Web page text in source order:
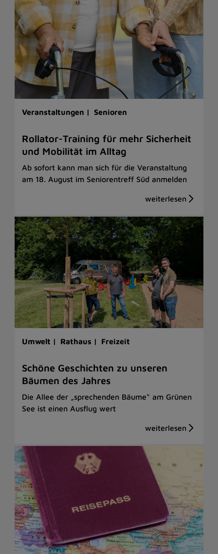
Veranstaltungen | Senioren
Rollator-Training für mehr Sicherheit
und Mobilität im Alltag
Ab sofort kann man sich für die Veranstaltung
am 18. August im Seniorentreff Süd anmelden
Umwelt | Rathaus | Freizeit
Schöne Geschichten zu unseren
Bäumen des Jahres
Die Allee der „sprechenden Bäume“ am Grünen
See ist einen Ausflug wert